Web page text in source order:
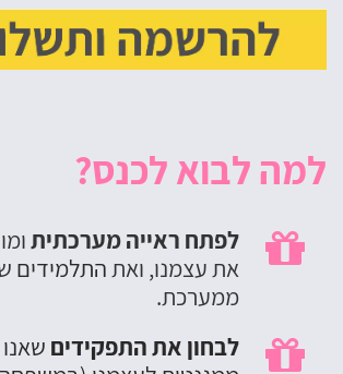
למה לבוא לכנס?
 לפתח ראייה מערכתית
את עצמנו, ואתהתלמידים
ממערכת.
 לבחון את התפקידים